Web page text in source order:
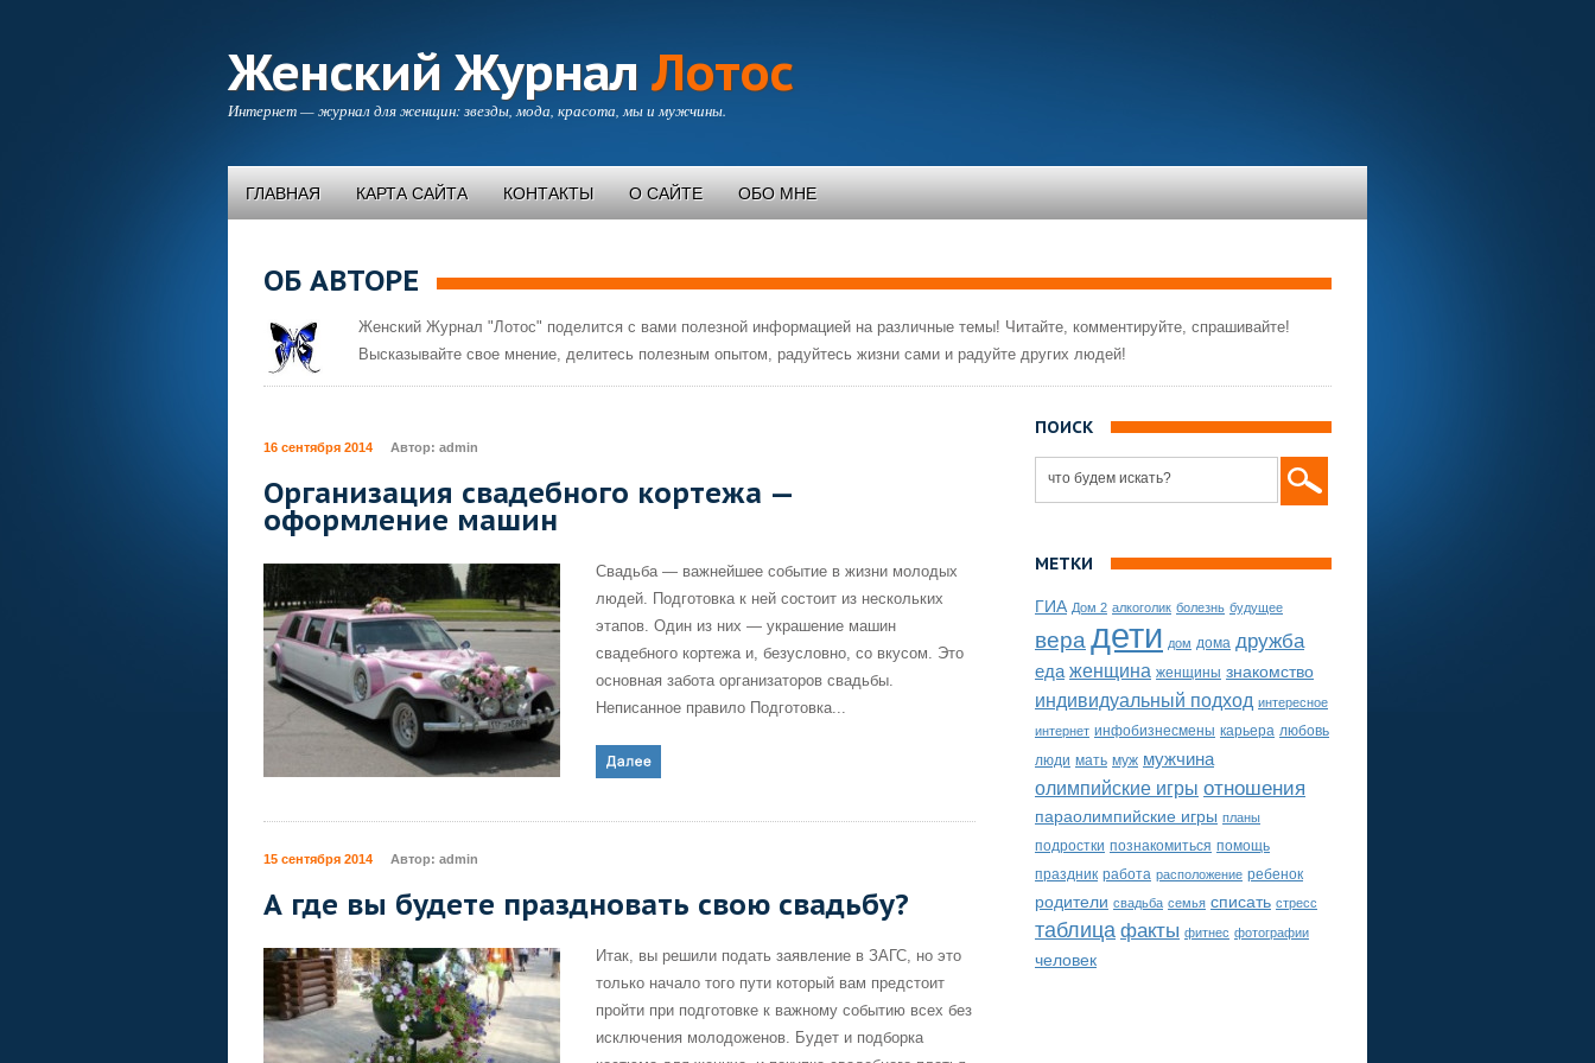
Женский Журнал Лотос
Интернет — журнал для женщин: звезды, мода, красота, мы и мужчины.
ГЛАВНАЯ КАРТА САЙТА КОНТАКТЫ О САЙТЕ ОБО МНЕ
ОБ АВТОРЕ
Женский Журнал "Лотос" поделится с вами полезной информацией на различные темы! Читайте, комментируйте, спрашивайте!
Высказывайте свое мнение, делитесь полезным опытом, радуйтесь жизни сами и радуйте других людей!
16 сентября 2014 Автор: admin
Организация свадебного кортежа —
оформление машин
Свадьба — важнейшее событие в жизни молодых
людей. Подготовка к ней состоит из нескольких
этапов. Один из них — украшение машин
свадебного кортежа и, безусловно, со вкусом. Это
основная забота организаторов свадьбы.
Неписанное правило Подготовка...
15 сентября 2014 Автор: admin
А где вы будете праздновать свою свадьбу?
Итак, вы решили подать заявление в ЗАГС, но это
только начало того пути который вам предстоит
пройти при подготовке к важному событию всех без
исключения молодоженов. Будет и подборка
ПОИСК
МЕТКИ
ГИА Дом 2 алкоголик болезнь будущее
вера дети дом дома дружба
еда женщина женщины знакомство
индивидуальный подход интересное
интернет инфобизнесмены карьера любовь
люди мать муж мужчина
олимпийские игры отношения
параолимпийские игры планы
подростки познакомиться помощь
праздник работа расположение ребенок
родители свадьба семья списать стресс
таблица факты фитнес фотографии
человек